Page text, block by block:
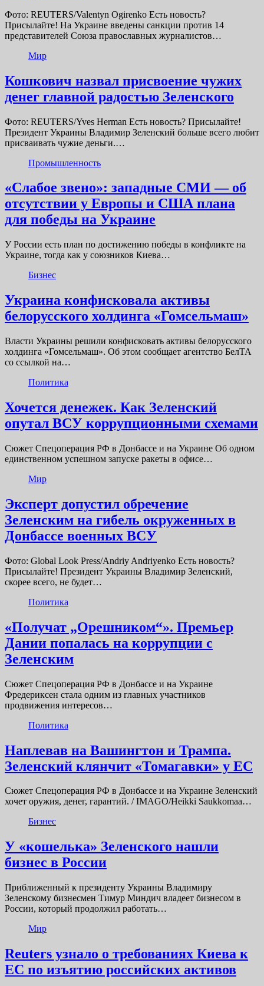
Фото: REUTERS/Valentyn Ogirenko Есть новость?
Присылайте! На Украине введены санкции против 14
представителей Союза православных журналистов…
Мир
Кошкович назвал присвоение чужих
денег главной радостью Зеленского
Фото: REUTERS/Yves Herman Есть новость? Присылайте!
Президент Украины Владимир Зеленский больше всего любит
присваивать чужие деньги.…
Промышленность
«Слабое звено»: западные СМИ — об
отсутствии у Европы и США плана
для победы на Украине
У России есть план по достижению победы в конфликте на
Украине, тогда как у союзников Киева…
Бизнес
Украина конфисковала активы
белорусского холдинга «Гомсельмаш»
Власти Украины решили конфисковать активы белорусского
холдинга «Гомсельмаш». Об этом сообщает агентство БелТА
со ссылкой на…
Политика
Хочется денежек. Как Зеленский
опутал ВСУ коррупционными схемами
Сюжет Спецоперация РФ в Донбассе и на Украине Об одном
единственном успешном запуске ракеты в офисе…
Мир
Эксперт допустил обречение
Зеленским на гибель окруженных в
Донбассе военных ВСУ
Фото: Global Look Press/Andriy Andriyenko Есть новость?
Присылайте! Президент Украины Владимир Зеленский,
скорее всего, не будет…
Политика
«Получат „Орешником“». Премьер
Дании попалась на коррупции с
Зеленским
Сюжет Спецоперация РФ в Донбассе и на Украине
Фредериксен стала одним из главных участников
продвижения интересов…
Политика
Наплевав на Вашингтон и Трампа.
Зеленский клянчит «Томагавки» у ЕС
Сюжет Спецоперация РФ в Донбассе и на Украине Зеленский
хочет оружия, денег, гарантий. / IMAGO/Heikki Saukkomaa…
Бизнес
У «кошелька» Зеленского нашли
бизнес в России
Приближенный к президенту Украины Владимиру
Зеленскому бизнесмен Тимур Миндич владеет бизнесом в
России, который продолжил работать…
Мир
Reuters узнало о требованиях Киева к
ЕС по изъятию российских активов